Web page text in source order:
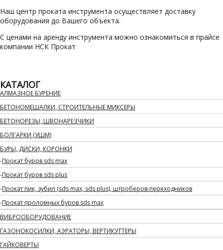
КАТАЛОГ
АЛМАЗНОЕ БУРЕНИЕ
БЕТОНОМЕШАЛКИ, СТРОИТЕЛЬНЫЕ МИКСЕРЫ
БЕТОНОРЕЗЫ, ШВОНАРЕЗЧИКИ
БОЛГАРКИ (УШМ)
БУРЫ, ДИСКИ, КОРОНКИ
Прокат буров sds max
Прокат буров sds plus
Прокат пик, зубил (sds max, sds plus), штроберов-переходников
Прокат проломных буров sds max
ВИБРООБОРУДОВАНИЕ
ГАЗОНОКОСИЛКИ, АЭРАТОРЫ, ВЕРТИКУТТЕРЫ
ГАЙКОВЕРТЫ
Наш центр проката инструмента осуществляет доставку
оборудования до Вашего объекта.
C ценами на аренду инструмента можно ознакомиться в прайсе
компании НСК Прокат